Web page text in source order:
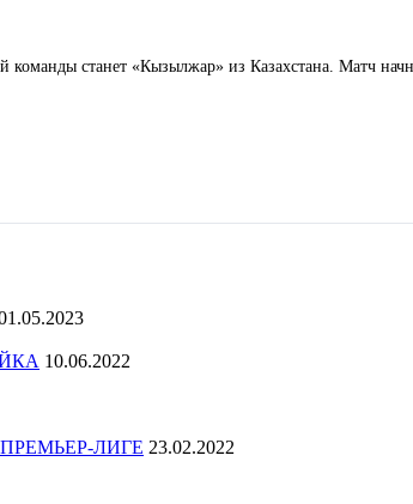
станет «Кызылжар» из Казахстана. Матч
10.06.2022
ЛИГЕ 23.02.2022